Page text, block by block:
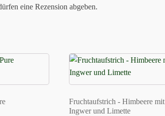
eine Rezension abgeben.
Fruchtaufstrich - Himbeere mit
Ingwer und Limette
Dieses
Produkt
weist
Varianten